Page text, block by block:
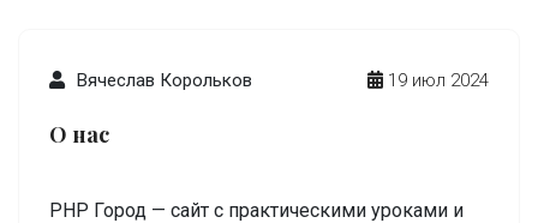
Вячеслав Корольков 19 июл 2024
О нас
PHP Город — сайт с практическими уроками и